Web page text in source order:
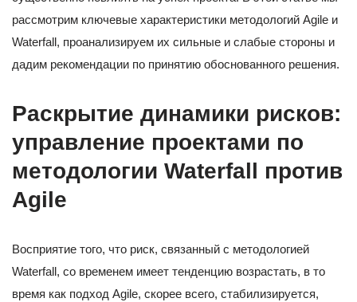
рассмотрим ключевые характеристики методологий Agile и
Waterfall, проанализируем их сильные и слабые стороны и
дадим рекомендации по принятию обоснованного решения.
Раскрытие динамики рисков:
управление проектами по
методологии Waterfall против
Agile
Восприятие того, что риск, связанный с методологией
Waterfall, со временем имеет тенденцию возрастать, в то
время как подход Agile, скорее всего, стабилизируется,